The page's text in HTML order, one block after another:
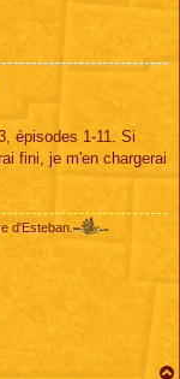
épisodes 1-11. Si
fini, je m'en chargerai
d'Esteban.